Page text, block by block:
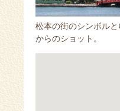
松本の街のシンボル
からのショット。